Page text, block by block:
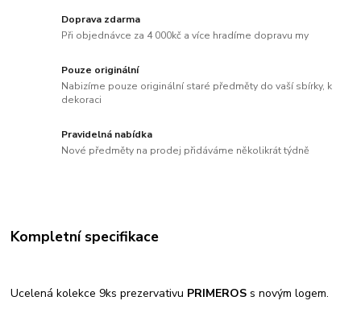
Doprava zdarma
Při objednávce za 4 000kč a více hradíme dopravu my
Pouze originální
Nabizíme pouze originální staré předměty do vaší sbírky, k
dekoraci
Pravidelná nabídka
Nové předměty na prodej přidáváme několikrát týdně
Kompletní specifikace
Ucelená kolekce 9ks prezervativu PRIMEROS s novým logem.